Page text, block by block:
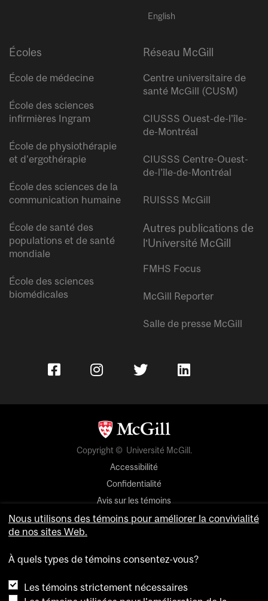
English
Écoles
École de médecine
École des sciences
infirmières Ingram
École de physiothérapie
et d’ergothérapie
École des sciences de la
communication humaine
École de santé des
populations et de santé
mondiale
École des sciences
biomédicales
Réseau McGill
Centre universitaire de
santé McGill (CUSM)
CIUSSS Ouest-de-l’île-
de-Montréal
CIUSSS Centre-Ouest-
de-l’île-de-Montréal
RUISSS McGill
Autres publications de
l’Université McGill
FMHS Focus
McGill Reporter
Salle de presse McGill
Copyright © Université McGill.
Accessibilité
Confidentialité
Avis sur les témoins
Paramètres des témoins
Nous utilisons des témoins pour améliorer la convivialité
de nos sites Web.
À quels types de témoins consentez-vous?
Les témoins strictement nécessaires